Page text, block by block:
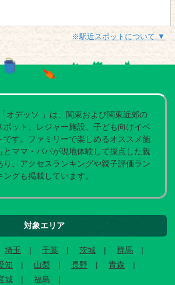
※駅近スポットについて ▼
オデッソ 」は、関東および関東近郊の
ポット、レジャー施設、子ども向けイベ
です。ファミリーで楽しめるオススメ施
とママ・パパが現地体験して採点した親
り。アクセスランキングや親子評価ラン
ングも掲載しています。
対象エリア
埼玉 千葉 茨城
群馬
知 山梨 長野
青森
城 福島